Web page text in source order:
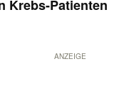
Krebs-Patienten
ANZEIGE